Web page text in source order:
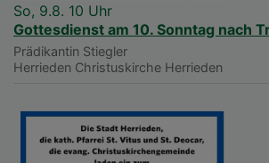
So, 9.8. 10 Uhr
Gottesdienst am 10. Sonntag nach
Prädikantin Stiegler
Herrieden Christuskirche Herrieden